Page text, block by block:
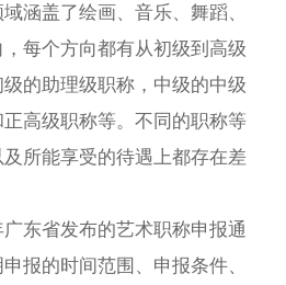
涵盖了绘画、音乐、舞蹈、
每个方向都有从初级到高级
的助理级职称，中级的中级
高级职称等。不同的职称等
所能享受的待遇上都存在差
东省发布的艺术职称申报通
报的时间范围、申报条件、